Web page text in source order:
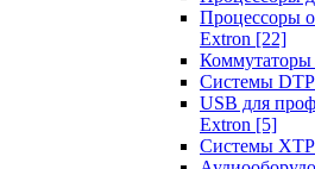
Процессоры
Extron [22]
Коммутаторы
Системы
USB для
Extron [5]
Системы